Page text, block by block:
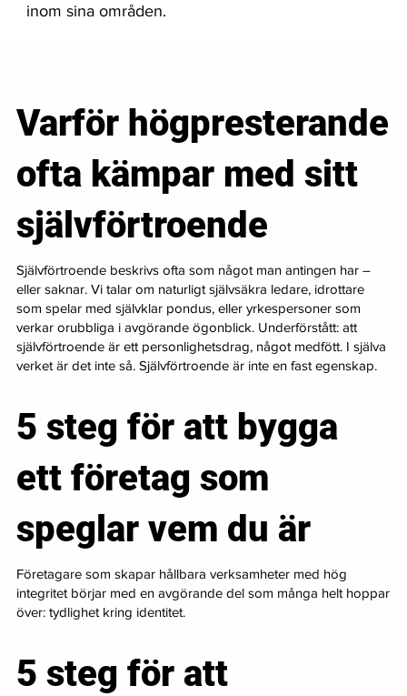
inom sina områden.
Varför högpresterande
ofta kämpar med sitt
självförtroende
Självförtroende beskrivs ofta som något man antingen har –
eller saknar. Vi talar om naturligt självsäkra ledare, idrottare
som spelar med självklar pondus, eller yrkespersoner som
verkar orubbliga i avgörande ögonblick. Underförstått: att
självförtroende är ett personlighetsdrag, något medfött. I själva
verket är det inte så. Självförtroende är inte en fast egenskap.
5 steg för att bygga
ett företag som
speglar vem du är
Företagare som skapar hållbara verksamheter med hög
integritet börjar med en avgörande del som många helt hoppar
över: tydlighet kring identitet.
5 steg för att